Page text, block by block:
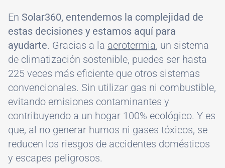
En Solar360, entendemos la complejidad de
estas decisiones y estamos aquí para
ayudarte. Gracias a la aerotermia, un sistema
de climatización sostenible, puedes ser hasta
225 veces más eficiente que otros sistemas
convencionales. Sin utilizar gas ni combustible,
evitando emisiones contaminantes y
contribuyendo a un hogar 100% ecológico. Y es
que, al no generar humos ni gases tóxicos, se
reducen los riesgos de accidentes domésticos
y escapes peligrosos.